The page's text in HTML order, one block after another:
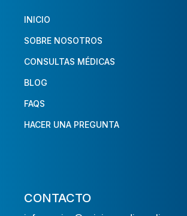
INICIO
SOBRE NOSOTROS
CONSULTAS MÉDICAS
BLOG
FAQS
HACER UNA PREGUNTA
CONTACTO